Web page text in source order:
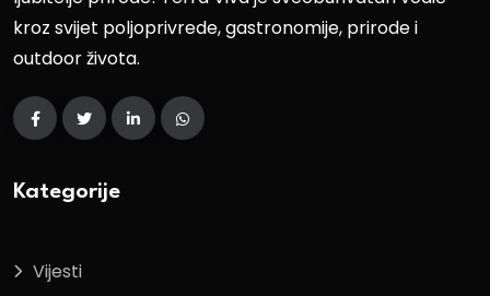
kroz svijet poljoprivrede, gastronomije, prirode i
outdoor života.
Kategorije
Vijesti